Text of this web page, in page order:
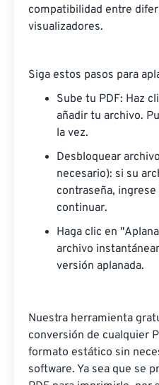
compatibilidad entre
visualizadores.
Siga estos pasos para
Sube tu PDF: Haz
añadir tu archivo.
la vez.
Desbloquear
necesario): si su
contraseña,
continuar.
Haga clic en
archivo
versión aplanada.
Nuestra herramienta
conversión de cualquier
formato estático sin
software. Ya sea que se